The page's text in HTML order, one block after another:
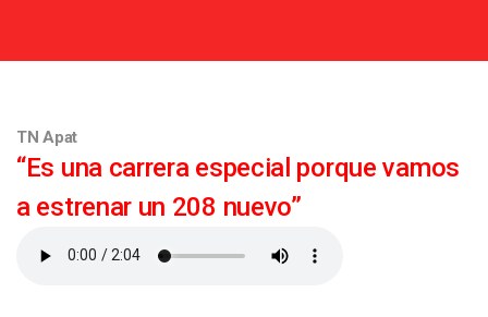
TN Apat
“Es una carrera especial porque vamos
a estrenar un 208 nuevo”